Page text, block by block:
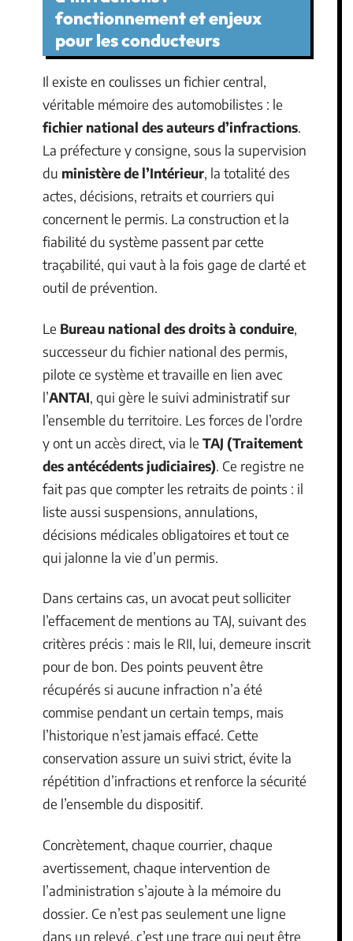
fonctionnement et enjeux
pour les conducteurs
Il existe en coulisses un fichier central,
véritable mémoire des automobilistes : le
fichier national des auteurs d’infractions.
La préfecture y consigne, sous la supervision
du ministère de l’Intérieur, la totalité des
actes, décisions, retraits et courriers qui
concernent le permis. La construction et la
fiabilité du système passent par cette
traçabilité, qui vaut à la fois gage de clarté et
outil de prévention.
Le Bureau national des droits à conduire,
successeur du fichier national des permis,
pilote ce système et travaille en lien avec
l’ANTAI, qui gère le suivi administratif sur
l’ensemble du territoire. Les forces de l’ordre
y ont un accès direct, via le TAJ (Traitement
des antécédents judiciaires). Ce registre ne
fait pas que compter les retraits de points : il
liste aussi suspensions, annulations,
décisions médicales obligatoires et tout ce
qui jalonne la vie d’un permis.
Dans certains cas, un avocat peut solliciter
l’effacement de mentions au TAJ, suivant des
critères précis : mais le RII, lui, demeure inscrit
pour de bon. Des points peuvent être
récupérés si aucune infraction n’a été
commise pendant un certain temps, mais
l’historique n’est jamais effacé. Cette
conservation assure un suivi strict, évite la
répétition d’infractions et renforce la sécurité
de l’ensemble du dispositif.
Concrètement, chaque courrier, chaque
avertissement, chaque intervention de
l’administration s’ajoute à la mémoire du
dossier. Ce n’est pas seulement une ligne
dans un relevé, c’est une trace qui peut être